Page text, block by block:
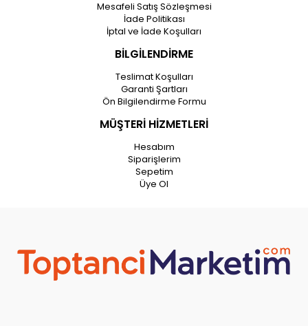
Mesafeli Satış Sözleşmesi
İade Politikası
İptal ve İade Koşulları
BİLGİLENDİRME
Teslimat Koşulları
Garanti Şartları
Ön Bilgilendirme Formu
MÜŞTERİ HİZMETLERİ
Hesabım
Siparişlerim
Sepetim
Üye Ol